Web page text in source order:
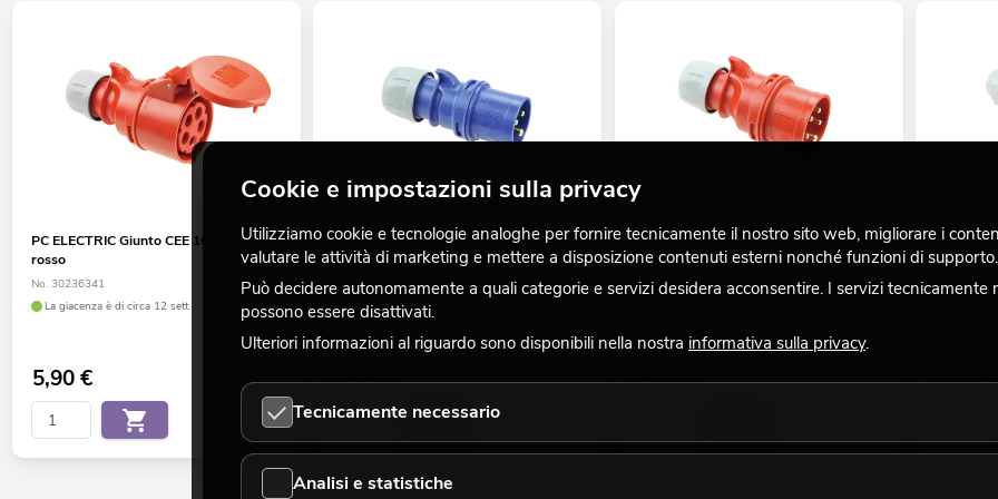
PC ELECTRIC Giunto CEE 16A a 5 poli
rosso
No. 30236341
La giacenza è di circa 12 sett.
5,90€
PC ELECTRIC Connettore CEE 16A a 3
poli blu
No. 30236316
La giacenza è di circa 12 sett.
5,50€
PC ELECTRIC Connettore CEE 16A a 5
poli rosso
No. 30236321
4,95€
BALS
No.
La
11,50
Cookie e impostazioni sulla privacy
Utilizziamo cookie e tecnologie analoghe per fornire tecnicamente il nostro sito web, migliorare i
valutare le attività di marketing e mettere a disposizione contenuti esterni nonché funzioni di supporto.
Può decidere autonomamente a quali categorie e servizi desidera acconsentire. I servizi tecnicamente
possono essere disattivati.
Ulteriori informazioni al riguardo sono disponibili nella nostra informativa sulla privacy.
Tecnicamente necessario
Analisi e statistiche